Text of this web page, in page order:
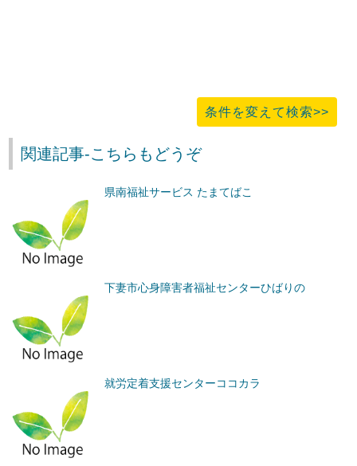
条件を変えて検索>>
関連記事-こちらもどうぞ
県南福祉サービス たまてばこ
下妻市心身障害者福祉センターひばりの
就労定着支援センターココカラ